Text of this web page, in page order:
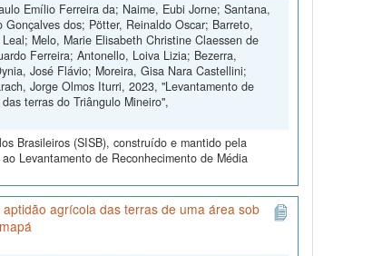
Emílio Ferreira da; Naime, Eubi Jorne; Santana,
dos; Pötter, Reinaldo Oscar; Barreto,
Melo, Marie Elisabeth Christine Claessen de
Ferreira; Antonello, Loiva Lizia; Bezerra,
José Flávio; Moreira, Gisa Nara Castellini;
Jorge Olmos Iturri, 2023, "Levantamento de
terras do Triângulo Mineiro",
Brasileiros (SISB), construído e mantido pela
Levantamento de Reconhecimento de Média
agrícola das terras de uma área sob